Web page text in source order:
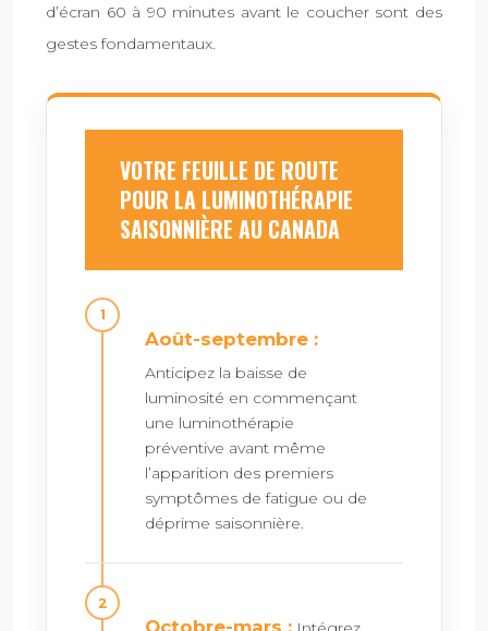
d’écran 60 à 90 minutes avant le coucher sont des
gestes fondamentaux.
VOTRE FEUILLE DE ROUTE
POUR LA LUMINOTHÉRAPIE
SAISONNIÈRE AU CANADA
Août-septembre :
Anticipez la baisse de
luminosité en commençant
une luminothérapie
préventive avant même
l’apparition des premiers
symptômes de fatigue ou de
déprime saisonnière.